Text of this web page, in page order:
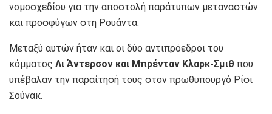
νομοσχεδίου για την αποστολή παράτυπων μεταναστών
και προσφύγων στη Ρουάντα.
Μεταξύ αυτών ήταν και οι δύο αντιπρόεδροι του
κόμματος Λι Άντερσον και Μπρένταν Κλαρκ-Σμιθ που
υπέβαλαν την παραίτησή τους στον πρωθυπουργό Ρίσι
Σούνακ.